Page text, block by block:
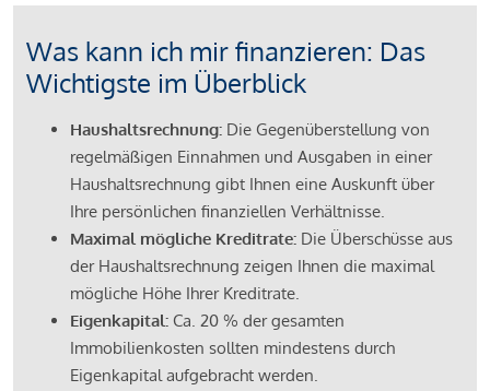
Was kann ich mir finanzieren: Das
Wichtigste im Überblick
Haushaltsrechnung: Die Gegenüberstellung von
regelmäßigen Einnahmen und Ausgaben in einer
Haushaltsrechnung gibt Ihnen eine Auskunft über
Ihre persönlichen finanziellen Verhältnisse.
Maximal mögliche Kreditrate: Die Überschüsse aus
der Haushaltsrechnung zeigen Ihnen die maximal
mögliche Höhe Ihrer Kreditrate.
Eigenkapital: Ca. 20 % der gesamten
Immobilienkosten sollten mindestens durch
Eigenkapital aufgebracht werden.